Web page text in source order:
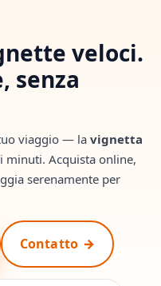
veloci.
senza
viaggio — la vignetta
Acquista online,
serenamente per
Contatto